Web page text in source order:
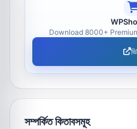
Download 8000+
সম্পর্কিত কিতাবসমূহ